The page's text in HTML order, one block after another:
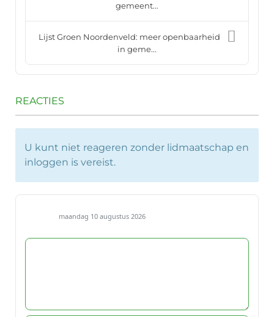
gemeent...
Lijst Groen Noordenveld: meer openbaarheid
in geme...
REACTIES
U kunt niet reageren zonder lidmaatschap en
inloggen is vereist.
maandag 10 augustus 2026